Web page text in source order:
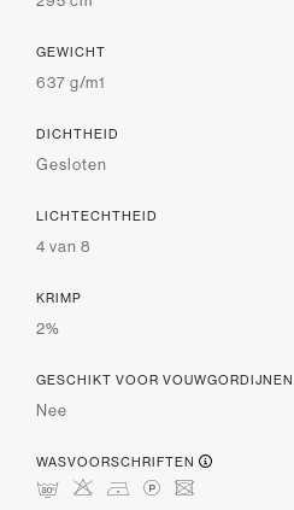
GEWICHT
637 g/m1
DICHTHEID
Gesloten
LICHTECHTHEID
4 van 8
KRIMP
2%
GESCHIKT VOOR VOUWGORDIJNEN
Nee
WASVOORSCHRIFTEN
mHDLU